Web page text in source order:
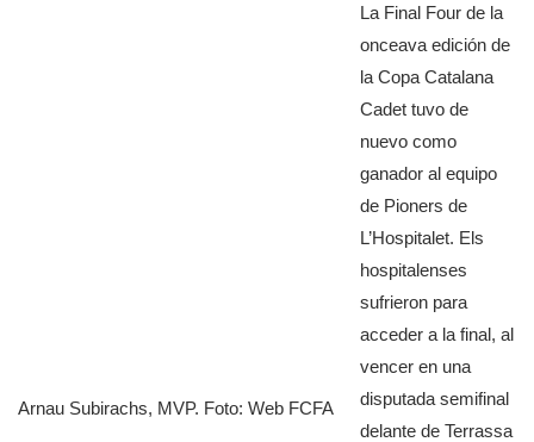
Arnau Subirachs, MVP. Foto: Web FCFA
La Final Four de la
onceava edición de
la Copa Catalana
Cadet tuvo de
nuevo como
ganador al equipo
de Pioners de
L’Hospitalet. Els
hospitalenses
sufrieron para
acceder a la final, al
vencer en una
disputada semifinal
delante de Terrassa